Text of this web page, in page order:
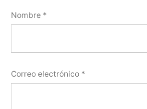
Nombre *
Correo electrónico *